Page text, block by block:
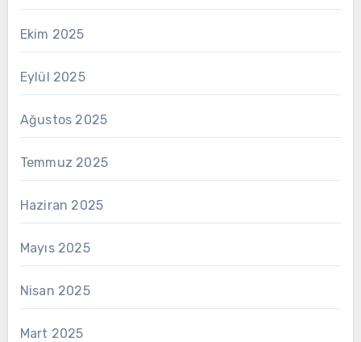
Ekim 2025
Eylül 2025
Ağustos 2025
Temmuz 2025
Haziran 2025
Mayıs 2025
Nisan 2025
Mart 2025